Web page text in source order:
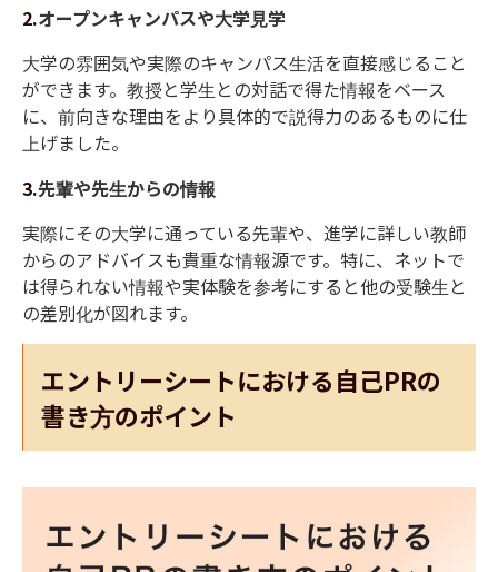
2.オープンキャンパスや大学見学
大学の雰囲気や実際のキャンパス生活を直接感じること
ができます。 教授と学生との対話で得た情報をベース
に、前向きな理由をより具体的で説得力のあるものに仕
上げました。
3.先輩や先生からの情報
実際にその大学に通っている先輩や、進学に詳しい教師
からのアドバイスも貴重な情報源です。 特に、ネットで
は得られない情報や実体験を参考にすると他の受験生と
の差別化が図れます。
エントリーシートにおける自己PRの
書き方のポイント